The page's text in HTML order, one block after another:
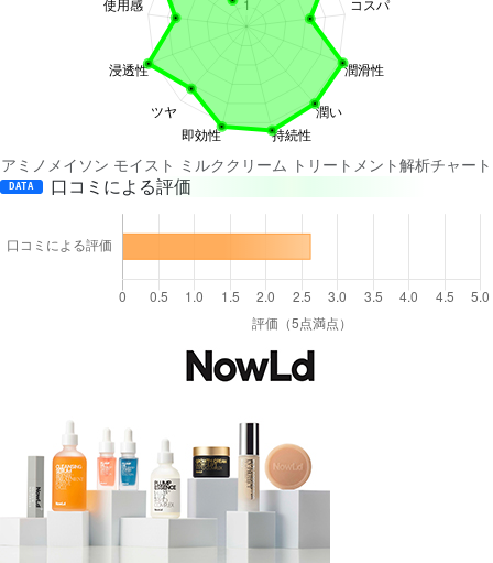
アミノメイソン モイスト ミルククリーム トリートメント解析チャート
DATA 口コミによる評価